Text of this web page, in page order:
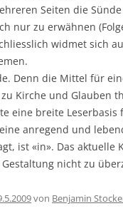
Seiten die
nur zu erwähnen
widmet sich
Denn die Mittel für
Kirche und Glauben
eine breite
anregend und
ist «in». Das
nicht zu
von Benjamin